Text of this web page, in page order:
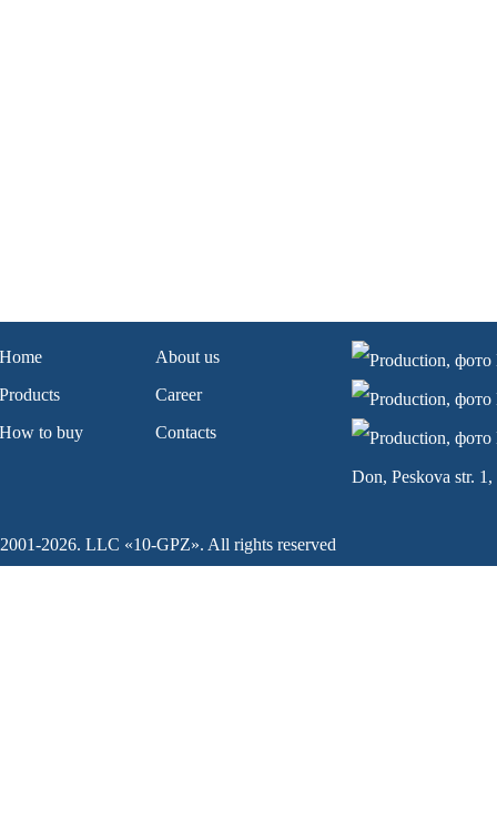
Home
About us
Products
Career
How to buy
Contacts
Don, Peskova str.
2001-2026. LLC «10-GPZ». All rights reserved